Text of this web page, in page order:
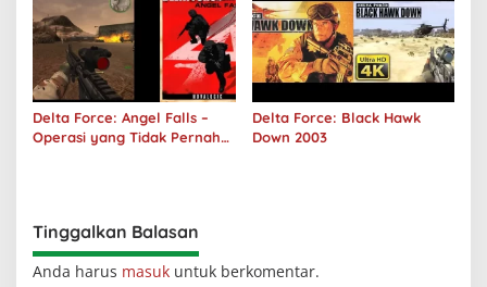
Delta Force: Angel Falls –
Operasi yang Tidak Pernah
Delta Force: Black Hawk
Down 2003
Tinggalkan Balasan
Anda harus masuk untuk berkomentar.